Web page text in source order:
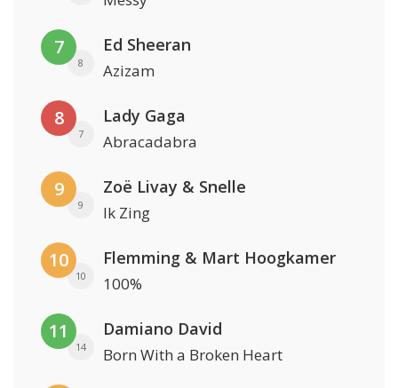
7
8
Ed Sheeran
Azizam
8
7
Lady Gaga
Abracadabra
9
9
Zoë Livay & Snelle
Ik Zing
10
10
Flemming & Mart Hoogkamer
100%
11
14
Damiano David
Born With a Broken Heart